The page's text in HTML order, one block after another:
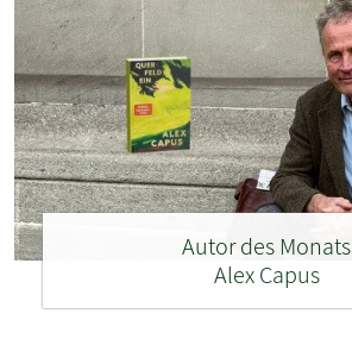
Autor des Monats
Alex Capus